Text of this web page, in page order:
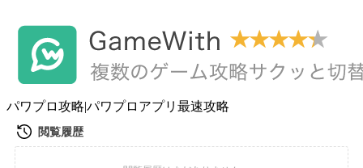
パワプロ攻略|パワプロアプリ最速攻略